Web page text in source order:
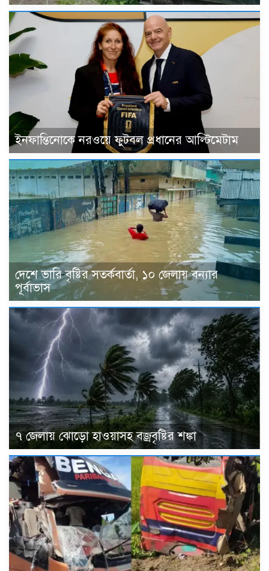
ইনফান্তিনোকে নরওয়ে ফুটবল প্রধানের আল্টিমেটাম
দেশে ভারি বৃষ্টির সতর্কবার্তা, ১০ জেলায় বন্যার
পূর্বাভাস
৭ জেলায় ঝোড়ো হাওয়াসহ বজ্রবৃষ্টির শঙ্কা